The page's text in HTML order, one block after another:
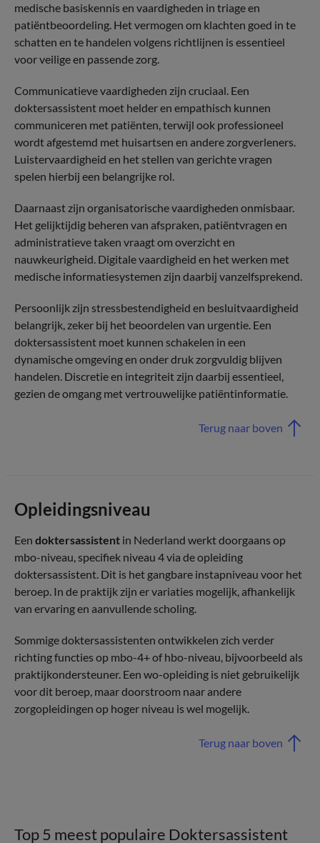
medische basiskennis en vaardigheden in triage en
patiëntbeoordeling. Het vermogen om klachten goed in te
schatten en te handelen volgens richtlijnen is essentieel
voor veilige en passende zorg.
Communicatieve vaardigheden zijn cruciaal. Een
doktersassistent moet helder en empathisch kunnen
communiceren met patiënten, terwijl ook professioneel
wordt afgestemd met huisartsen en andere zorgverleners.
Luistervaardigheid en het stellen van gerichte vragen
spelen hierbij een belangrijke rol.
Daarnaast zijn organisatorische vaardigheden onmisbaar.
Het gelijktijdig beheren van afspraken, patiëntvragen en
administratieve taken vraagt om overzicht en
nauwkeurigheid. Digitale vaardigheid en het werken met
medische informatiesystemen zijn daarbij vanzelfsprekend.
Persoonlijk zijn stressbestendigheid en besluitvaardigheid
belangrijk, zeker bij het beoordelen van urgentie. Een
doktersassistent moet kunnen schakelen in een
dynamische omgeving en onder druk zorgvuldig blijven
handelen. Discretie en integriteit zijn daarbij essentieel,
gezien de omgang met vertrouwelijke patiëntinformatie.
Terug naar boven
Opleidingsniveau
Een doktersassistent in Nederland werkt doorgaans op
mbo-niveau, specifiek niveau 4 via de opleiding
doktersassistent. Dit is het gangbare instapniveau voor het
beroep. In de praktijk zijn er variaties mogelijk, afhankelijk
van ervaring en aanvullende scholing.
Sommige doktersassistenten ontwikkelen zich verder
richting functies op mbo-4+ of hbo-niveau, bijvoorbeeld als
praktijkondersteuner. Een wo-opleiding is niet gebruikelijk
voor dit beroep, maar doorstroom naar andere
zorgopleidingen op hoger niveau is wel mogelijk.
Terug naar boven
Top 5 meest populaire Doktersassistent